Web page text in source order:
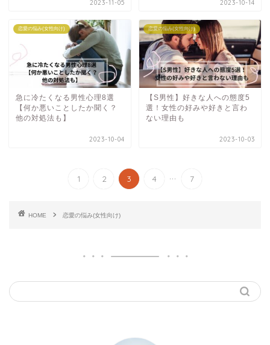
2023-11-05 2023-10-14
恋愛の悩み(女性向け)
急に冷たくなる男性心理8選
【何か悪いことしたか聞く？
他の対処法も】
2023-10-04
恋愛の悩み(女性向け)
【S男性】好きな人への態度5
選！女性の好みや好きと言わ
ない理由も
2023-10-03
1 2 3 4 ... 7
HOME 恋愛の悩み(女性向け)